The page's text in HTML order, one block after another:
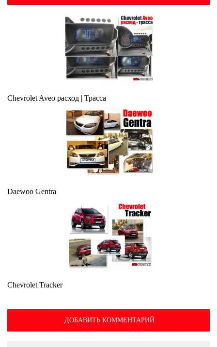
Chevrolet Aveo расход | Трасса
Daewoo Gentra
Chevrolet Tracker
ДОБАВИТЬ КОММЕНТАРИЙ